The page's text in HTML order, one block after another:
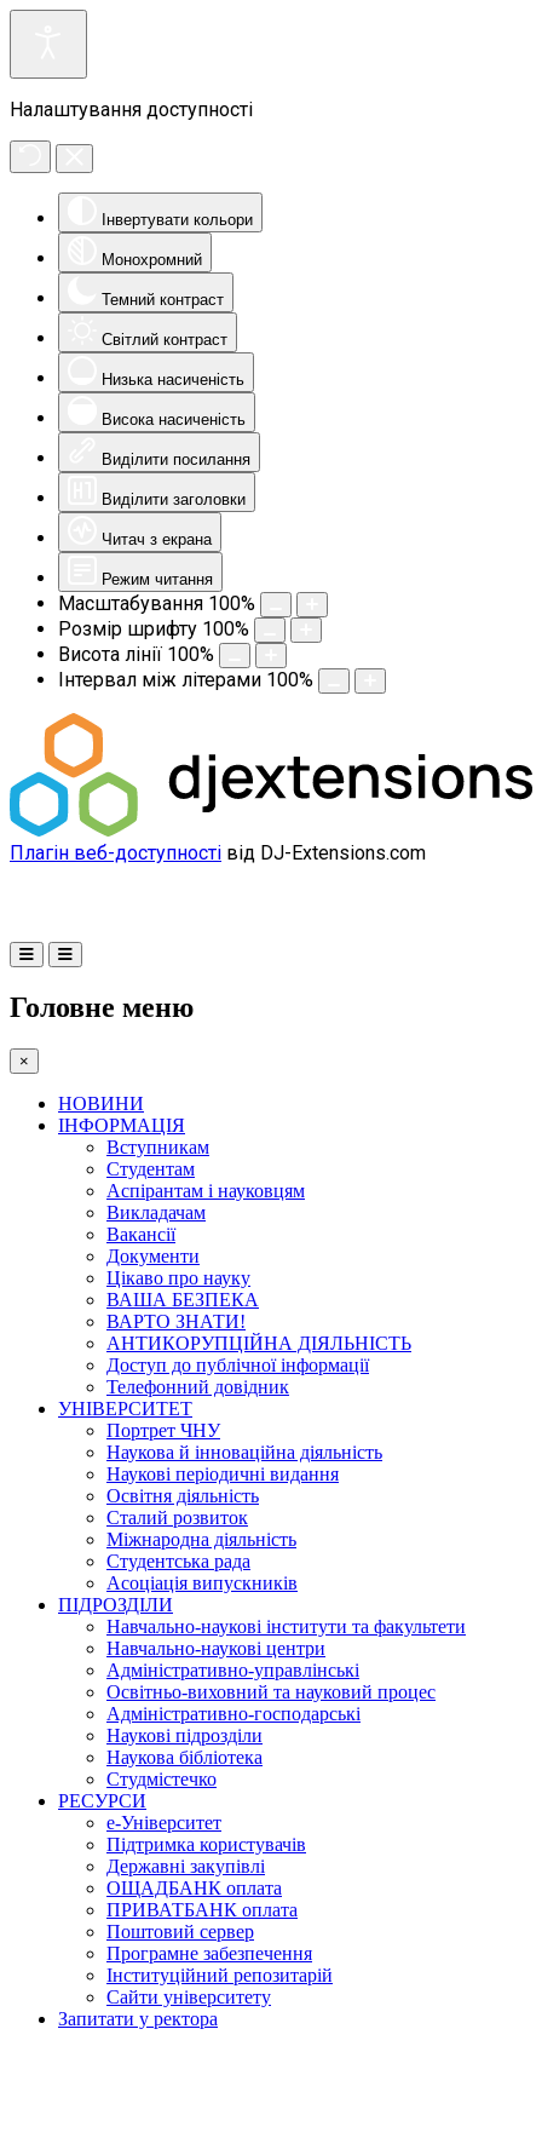
Налаштування доступності
Інвертувати кольори
Монохромний
Темний контраст
Світлий контраст
Низька насиченість
Висока насиченість
Виділити посилання
Виділити заголовки
Читач з екрана
Режим читання
Масштабування 100%
Розмір шрифту 100%
Висота лінії 100%
Інтервал між літерами 100%
Плагін веб-доступності від DJ-Extensions.com
Головне меню
×
НОВИНИ
ІНФОРМАЦІЯ
Вступникам
Студентам
Аспірантам і науковцям
Викладачам
Вакансії
Документи
Цікаво про науку
ВАША БЕЗПЕКА
ВАРТО ЗНАТИ!
АНТИКОРУПЦІЙНА ДІЯЛЬНІСТЬ
Доступ до публічної інформації
Телефонний довідник
УНІВЕРСИТЕТ
Портрет ЧНУ
Наукова й інноваційна діяльність
Наукові періодичні видання
Освітня діяльність
Сталий розвиток
Міжнародна діяльність
Студентська рада
Асоціація випускників
ПІДРОЗДІЛИ
Навчально-наукові інститути та факультети
Навчально-наукові центри
Адміністративно-управлінські
Освітньо-виховний та науковий процес
Адміністративно-господарські
Наукові підрозділи
Наукова бібліотека
Студмістечко
РЕСУРСИ
е-Університет
Підтримка користувачів
Державні закупівлі
ОЩАДБАНК оплата
ПРИВАТБАНК оплата
Поштовий сервер
Програмне забезпечення
Інституційний репозитарій
Сайти університету
Запитати у ректора